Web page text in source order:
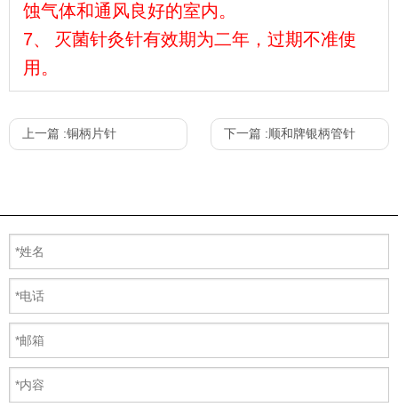
蚀气体和通风良好的室内。
7、
灭菌针灸针有效期为二年，过期不准使
用。
上一篇 :铜柄片针 下一篇 :顺和牌银柄管针